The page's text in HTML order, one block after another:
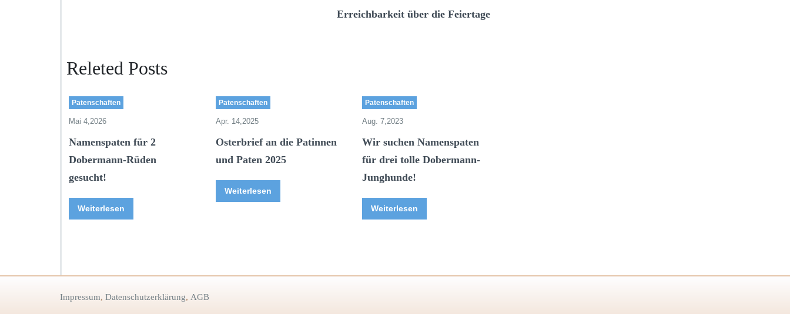
Erreichbarkeit über die Feiertage
Releted Posts
Patenschaften
Mai 4,2026
Namenspaten für 2
Dobermann-Rüden
gesucht!
Weiterlesen
Patenschaften
Apr. 14,2025
Osterbrief an die Patinnen
und Paten 2025
Weiterlesen
Patenschaften
Aug. 7,2023
Wir suchen Namenspaten
für drei tolle Dobermann-
Junghunde!
Weiterlesen
Impressum, Datenschutzerklärung, AGB